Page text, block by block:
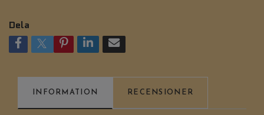
Dela
INFORMATION RECENSIONER